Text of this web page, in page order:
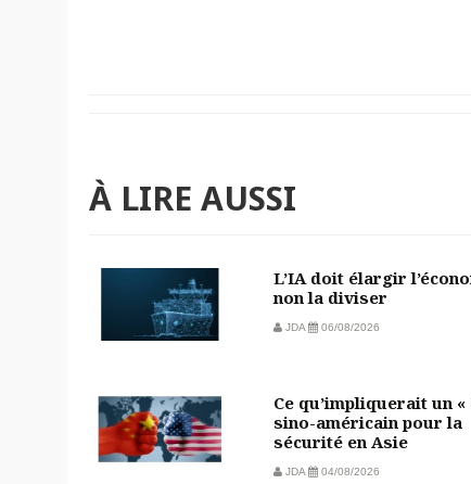
À LIRE AUSSI
L’IA doit élargir
non la diviser
JDA 06/08/2026
Ce qu’impliquerait un «
sino-américain pour la
sécurité en Asie
JDA 04/08/2026